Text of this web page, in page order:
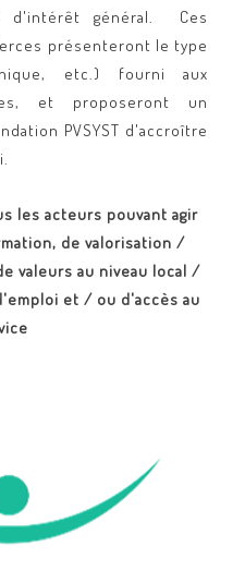
d'intérêt général. Ces
présenteront le type
etc.) fourni aux
et proposeront un
PVSYST d'accroître
les acteurs pouvant agir
de valorisation /
valeurs au niveau local /
et / ou d'accès au